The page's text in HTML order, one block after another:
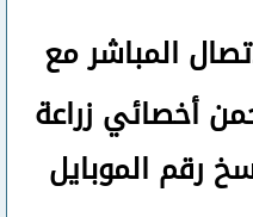
المباشر مع
أخصائي زراعة
رقم الموبايل